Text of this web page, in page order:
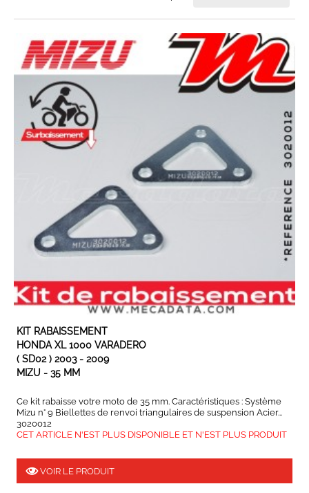
KIT RABAISSEMENT
HONDA XL 1000 VARADERO
( SD02 ) 2003 - 2009
MIZU - 35 MM
Ce kit rabaisse votre moto de 35 mm. Caractéristiques : Système
Mizu n° 9 Biellettes de renvoi triangulaires de suspension Acier...
3020012
CET ARTICLE N'EST PLUS DISPONIBLE ET N'EST PLUS PRODUIT
VOIR LE PRODUIT